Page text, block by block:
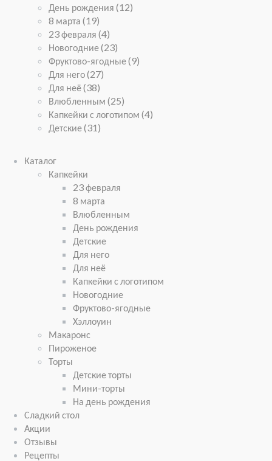
День рождения (12)
8 марта (19)
23 февраля (4)
Новогодние(23)
Фруктово-ягодные(9)
Для него(27)
Для неё(38)
Влюбленным (25)
Капкейки с логотипом (4)
Детские(31)
Каталог
Капкейки
23 февраля
8 марта
Влюбленным
День рождения
Детские
Для него
Для неё
Капкейки с логотипом
Новогодние
Фруктово-ягодные
Хэллоуин
Макаронс
Пироженое
Торты
Детские торты
Мини-торты
На день рождения
Сладкий стол
Акции
Отзывы
Рецепты